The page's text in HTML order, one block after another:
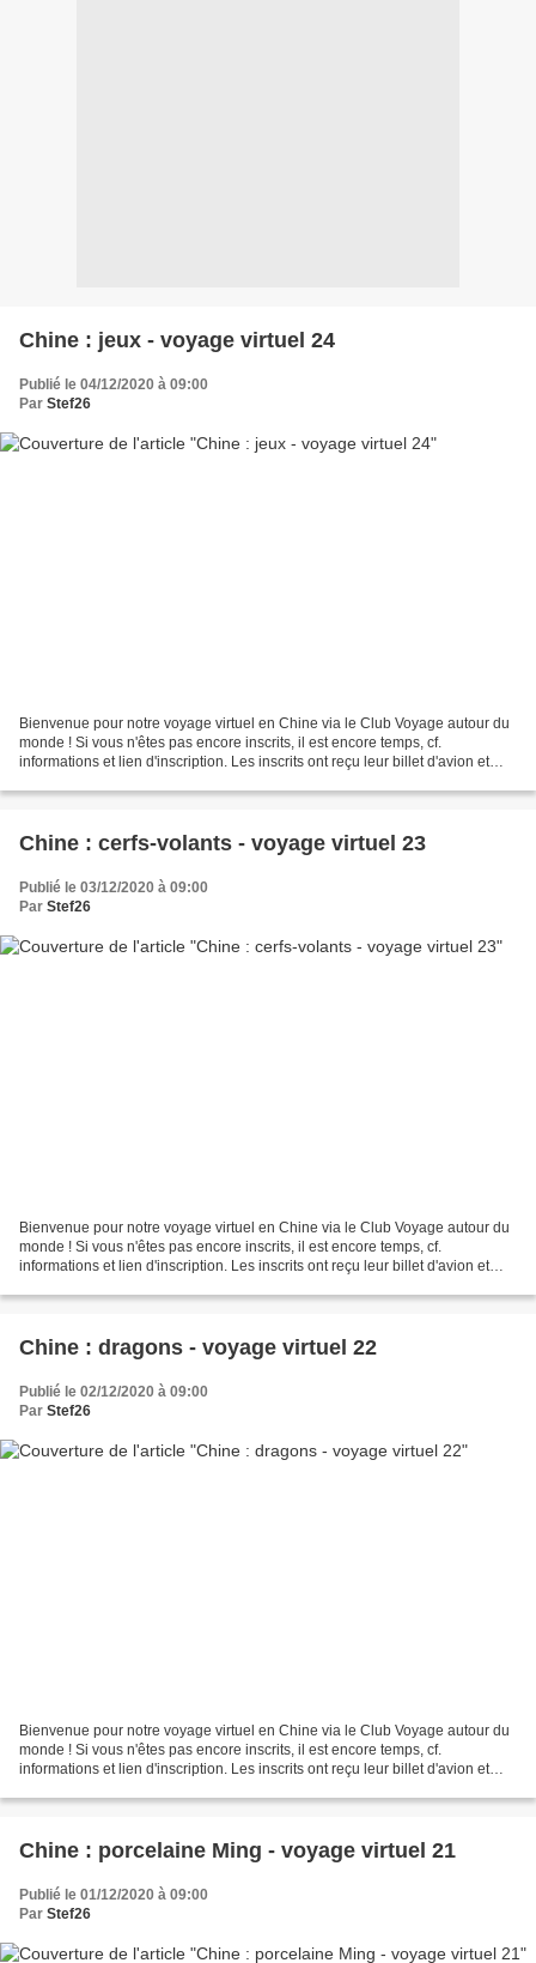
Chine : jeux - voyage virtuel 24
Publié le 04/12/2020 à 09:00
Par Stef26
Bienvenue pour notre voyage virtuel en Chine via le Club Voyage autour du
monde ! Si vous n'êtes pas encore inscrits, il est encore temps, cf.
informations et lien d'inscription. Les inscrits ont reçu leur billet d'avion et
Chine : cerfs-volants - voyage virtuel 23
Publié le 03/12/2020 à 09:00
Par Stef26
Bienvenue pour notre voyage virtuel en Chine via le Club Voyage autour du
monde ! Si vous n'êtes pas encore inscrits, il est encore temps, cf.
informations et lien d'inscription. Les inscrits ont reçu leur billet d'avion et
Chine : dragons - voyage virtuel 22
Publié le 02/12/2020 à 09:00
Par Stef26
Bienvenue pour notre voyage virtuel en Chine via le Club Voyage autour du
monde ! Si vous n'êtes pas encore inscrits, il est encore temps, cf.
informations et lien d'inscription. Les inscrits ont reçu leur billet d'avion et
Chine : porcelaine Ming - voyage virtuel 21
Publié le 01/12/2020 à 09:00
Par Stef26